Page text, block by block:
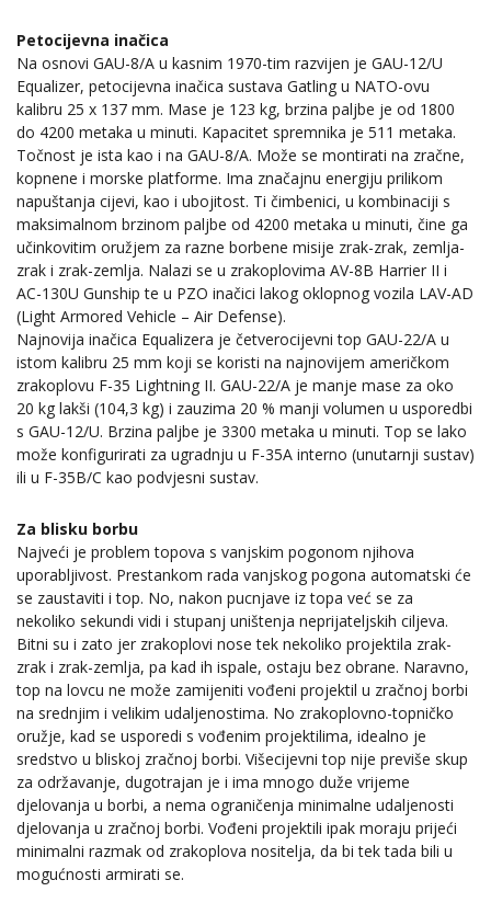
Petocijevna inačica
Na osnovi GAU-8/A u kasnim 1970-tim razvijen je GAU-12/U
Equalizer, petocijevna inačica sustava Gatling u NATO-ovu
kalibru 25 x 137 mm. Mase je 123 kg, brzina paljbe je od 1800
do 4200 metaka u minuti. Kapacitet spremnika je 511 metaka.
Točnost je ista kao i na GAU-8/A. Može se montirati na zračne,
kopnene i morske platforme. Ima značajnu energiju prilikom
napuštanja cijevi, kao i ubojitost. Ti čimbenici, u kombinaciji s
maksimalnom brzinom paljbe od 4200 metaka u minuti, čine ga
učinkovitim oružjem za razne borbene misije zrak-zrak, zemlja-
zrak i zrak-zemlja. Nalazi se u zrakoplovima AV-8B Harrier II i
AC-130U Gunship te u PZO inačici lakog oklopnog vozila LAV-AD
(Light Armored Vehicle – Air Defense).
Najnovija inačica Equalizera je četverocijevni top GAU-22/A u
istom kalibru 25 mm koji se koristi na najnovijem američkom
zrakoplovu F-35 Lightning II. GAU-22/A je manje mase za oko
20 kg lakši (104,3 kg) i zauzima 20 % manji volumen u usporedbi
s GAU-12/U. Brzina paljbe je 3300 metaka u minuti. Top se lako
može konfigurirati za ugradnju u F-35A interno (unutarnji sustav)
ili u F-35B/C kao podvjesni sustav.
Za blisku borbu
Najveći je problem topova s vanjskim pogonom njihova
uporabljivost. Prestankom rada vanjskog pogona automatski će
se zaustaviti i top. No, nakon pucnjave iz topa već se za
nekoliko sekundi vidi i stupanj uništenja neprijateljskih ciljeva.
Bitni su i zato jer zrakoplovi nose tek nekoliko projektila zrak-
zrak i zrak-zemlja, pa kad ih ispale, ostaju bez obrane. Naravno,
top na lovcu ne može zamijeniti vođeni projektil u zračnoj borbi
na srednjim i velikim udaljenostima. No zrakoplovno-topničko
oružje, kad se usporedi s vođenim projektilima, idealno je
sredstvo u bliskoj zračnoj borbi. Višecijevni top nije previše skup
za održavanje, dugotrajan je i ima mnogo duže vrijeme
djelovanja u borbi, a nema ograničenja minimalne udaljenosti
djelovanja u zračnoj borbi. Vođeni projektili ipak moraju prijeći
minimalni razmak od zrakoplova nositelja, da bi tek tada bili u
mogućnosti armirati se.